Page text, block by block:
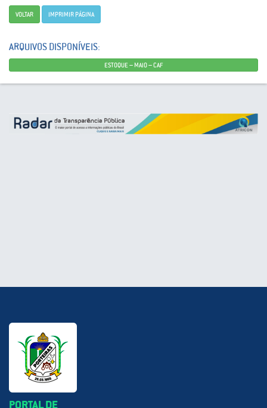
VOLTAR IMPRIMIR PÁGINA
ARQUIVOS DISPONÍVEIS:
ESTOQUE – MAIO – CAF
PORTAL DE